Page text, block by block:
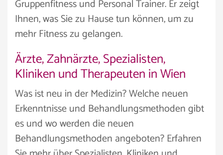
Gruppenfitness und Personal Trainer. Er zeigt
Ihnen, was Sie zu Hause tun können, um zu
mehr Fitness zu gelangen.
Ärzte, Zahnärzte, Spezialisten,
Kliniken und Therapeuten in Wien
Was ist neu in der Medizin? Welche neuen
Erkenntnisse und Behandlungsmethoden gibt
es und wo werden die neuen
Behandlungsmethoden angeboten? Erfahren